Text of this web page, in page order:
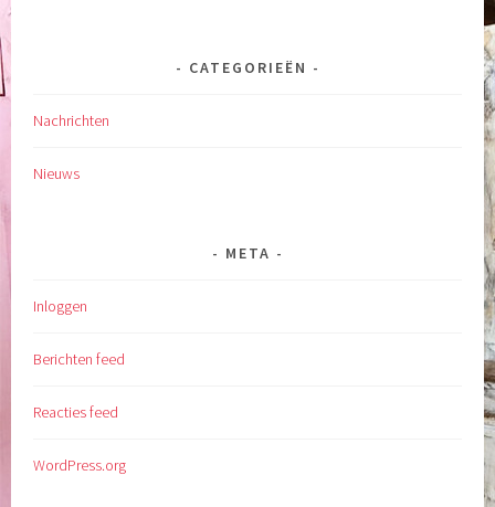
CATEGORIEËN
Nachrichten
Nieuws
META
Inloggen
Berichten feed
Reacties feed
WordPress.org